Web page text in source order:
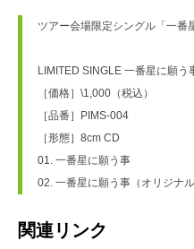
ツアー会場限定シングル「一番
LIMITED SINGLE 一番星に願う
［価格］\1,000（税込）
［品番］PIMS-004
［形態］8cm CD
01. 一番星に願う事
02. 一番星に願う事（オリジナル
関連リンク